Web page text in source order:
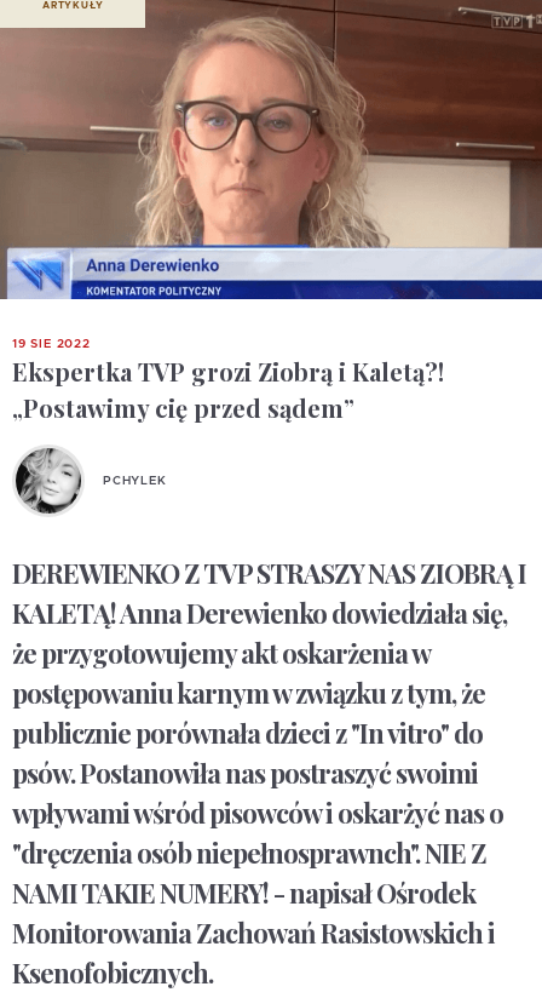
ARTYKUŁY
19 SIE 2022
Ekspertka TVP grozi Ziobrą i Kaletą?!
„Postawimy cię przed sądem”
PCHYLEK
DEREWIENKO Z TVP STRASZY NAS ZIOBRĄ I
KALETĄ! Anna Derewienko dowiedziała się,
że przygotowujemy akt oskarżenia w
postępowaniu karnym w związku z tym, że
publicznie porównała dzieci z "In vitro" do
psów. Postanowiła nas postraszyć swoimi
wpływami wśród pisowców i oskarżyć nas o
"dręczenia osób niepełnosprawnch". NIE Z
NAMI TAKIE NUMERY! - napisał Ośrodek
Monitorowania Zachowań Rasistowskich i
Ksenofobicznych.